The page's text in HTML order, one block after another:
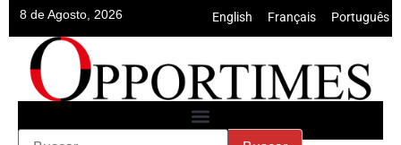
8 de Agosto, 2026 English Français Português